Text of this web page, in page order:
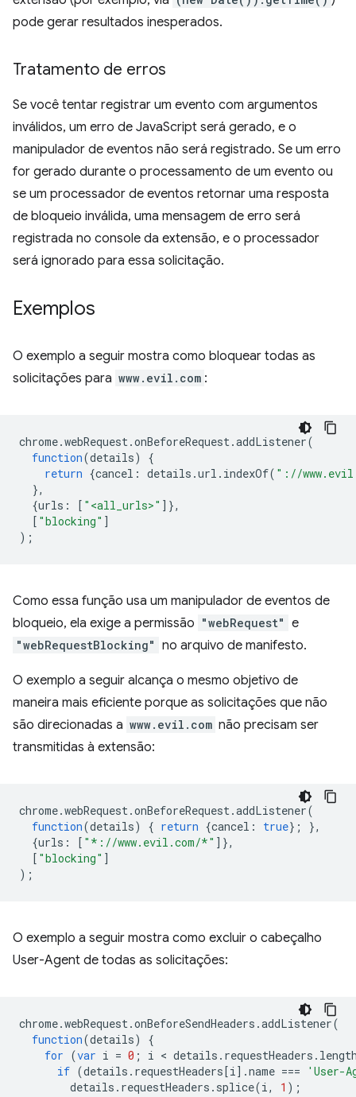
pode gerar resultados inesperados.
Tratamento de erros
Se você tentar registrar um evento com argumentos
inválidos, um erro de JavaScript será gerado, e o
manipulador de eventos não será registrado. Se um erro
for gerado durante o processamento de um evento ou
se um processador de eventos retornar uma resposta
de bloqueio inválida, uma mensagem de erro será
registrada no console da extensão, e o processador
será ignorado para essa solicitação.
Exemplos
O exemplo a seguir mostra como bloquear todas as
solicitações para www.evil.com :
chrome.webRequest.onBeforeRequest.addListener(
function(details)
{
return {cancel : details .url . indexOf( "://
},
{urls : [ "<all_urls>" ]},
[ "blocking" ]
);
Como essa função usa um manipulador de eventos de
bloqueio, ela exige a permissão "webRequest" e
"webRequestBlocking" no arquivo de manifesto.
O exemplo a seguir alcança o mesmo objetivo de
maneira mais eficiente porque as solicitações que não
são direcionadas a www.evil.com não precisam ser
transmitidas à extensão:
chrome.webRequest.onBeforeRequest.addListener(
function(details) { return {cancel : true};
},
{urls : [ "*://www.evil.com/*" ]},
[ "blocking" ]
);
O exemplo a seguir mostra como excluir o cabeçalho
User-Agent de todas as solicitações:
chrome.webRequest.onBeforeSendHeaders .addListener(
function(details)
{
for (var i = 0 ; i < details . requestHeaders .
if (details . requestHeaders[i].name ===
'User-
details . requestHeaders . splice(i, 1 );